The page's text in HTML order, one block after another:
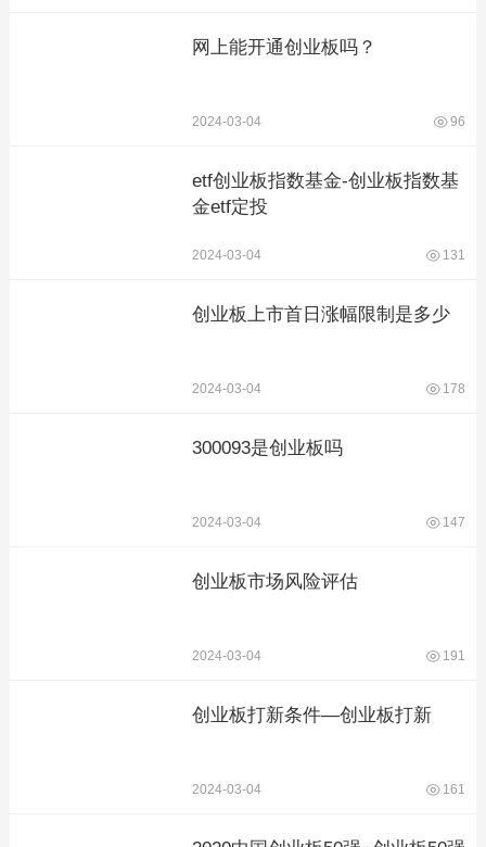
网上能开通创业板吗？
2024-03-04 96
etf创业板指数基金-创业板指数基
金etf定投
2024-03-04 131
创业板上市首日涨幅限制是多少
2024-03-04 178
300093是创业板吗
2024-03-04 147
创业板市场风险评估
2024-03-04 191
创业板打新条件—创业板打新
2024-03-04 161